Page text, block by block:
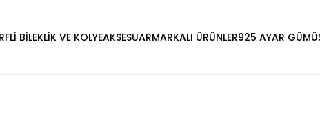
BİLEKLİK VE KOLYEAKSESUARMARKALI ÜRÜNLER925 AYAR